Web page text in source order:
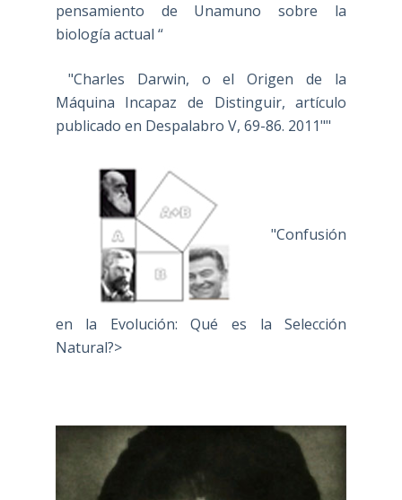
pensamiento de Unamuno sobre la
biología actual “
"Charles Darwin, o el Origen de la
Máquina Incapaz de Distinguir, artículo
publicado en Despalabro V, 69-86. 2011""
"Confusión
en la Evolución: Qué es la Selección
Natural?>